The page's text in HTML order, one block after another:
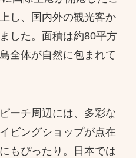
し、国内外の観光客か
した。面積は約80平方
全体が自然に包まれて
ーチ周辺には、多彩な
ビングショップが点在
もぴったり。日本では